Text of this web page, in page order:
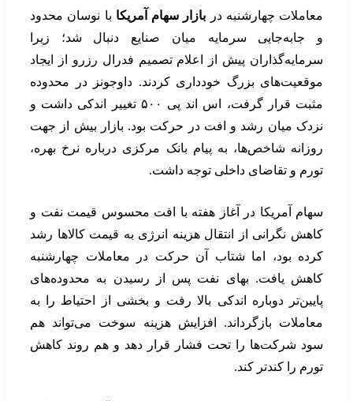
معاملات چهارشنبه در بازار سهام آمریکا با نوسان محدود
و جابه‌جایی سرمایه میان صنایع دنبال شد؛ زیرا
سرمایه‌گذاران پیش از اعلام تصمیم فدرال رزرو از ایجاد
موقعیت‌های بزرگ خودداری کردند. داوجونز در محدوده
مثبت قرار گرفت، اس اند پی ۵۰۰ تغییر اندکی داشت و
نزدک میان رشد و افت در حرکت بود. بازار بیش از جهت
روزانه شاخص‌ها، به پیام بانک مرکزی درباره نرخ بهره،
تورم و تقاضای داخلی توجه داشت.
سهام آمریکا در آغاز هفته با افت محسوس قیمت نفت و
کاهش نگرانی از انتقال هزینه انرژی به قیمت کالاها رشد
کرده بود، اما شتاب آن حرکت در معاملات چهارشنبه
کاهش یافت. بهای نفت پس از رسیدن به محدوده‌های
پایین‌تر دوباره اندکی بالا رفت و بخشی از احتیاط را به
معاملات بازگرداند. افزایش هزینه سوخت می‌تواند هم
سود شرکت‌ها را تحت فشار قرار دهد و هم روند کاهش
تورم را کندتر کند.